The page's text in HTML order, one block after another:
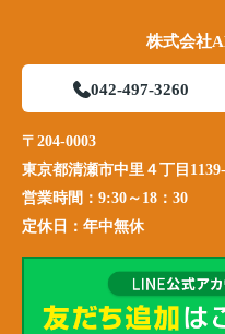
株式会社
042-497-3260
〒204-0003
東京都清瀬市中里４丁目
営業時間： 9:30～18：30
定休日： 年中無休